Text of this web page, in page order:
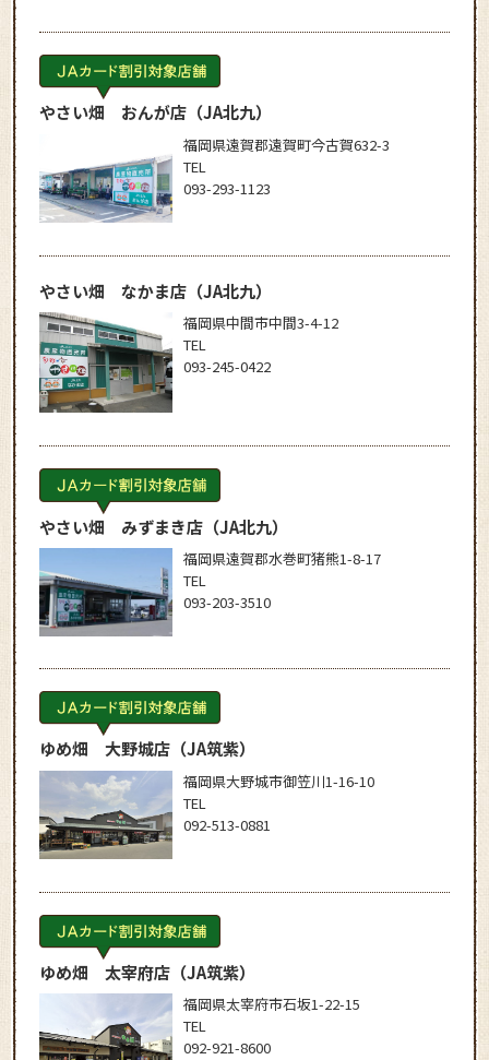
やさい畑 おんが店（JA北九）
福岡県遠賀郡遠賀町今古賀632-3
TEL
093-293-1123
やさい畑 なかま店（JA北九）
福岡県中間市中間3-4-12
TEL
093-245-0422
やさい畑 みずまき店（JA北九）
福岡県遠賀郡水巻町猪熊1-8-17
TEL
093-203-3510
ゆめ畑 大野城店（JA筑紫）
福岡県大野城市御笠川1-16-10
TEL
092-513-0881
ゆめ畑 太宰府店（JA筑紫）
福岡県太宰府市石坂1-22-15
TEL
092-921-8600